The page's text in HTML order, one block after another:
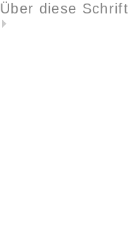
Über diese Schrift